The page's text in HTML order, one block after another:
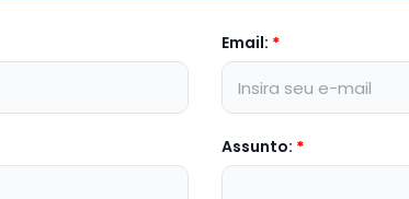
Email: *
Assunto: *